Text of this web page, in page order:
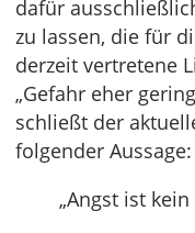
dafür
zu lassen, die für
derzeit vertretene
„Gefahr eher
schließt der
folgender Aussage:
„Angst ist